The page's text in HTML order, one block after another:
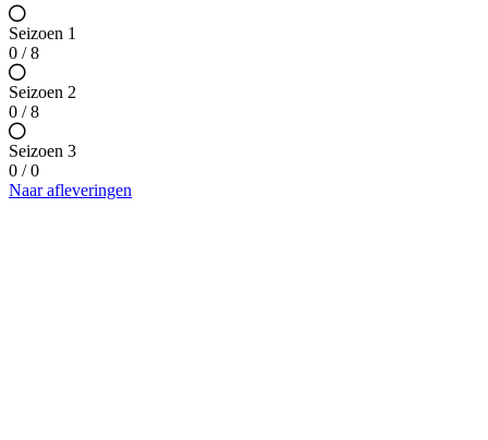
Seizoen 1
0 / 8
Seizoen 2
0 / 8
Seizoen 3
0 / 0
Naar afleveringen